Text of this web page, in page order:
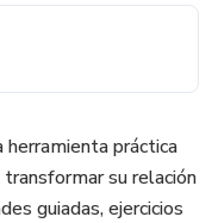
herramienta práctica
transformar su relación
guiadas, ejercicios